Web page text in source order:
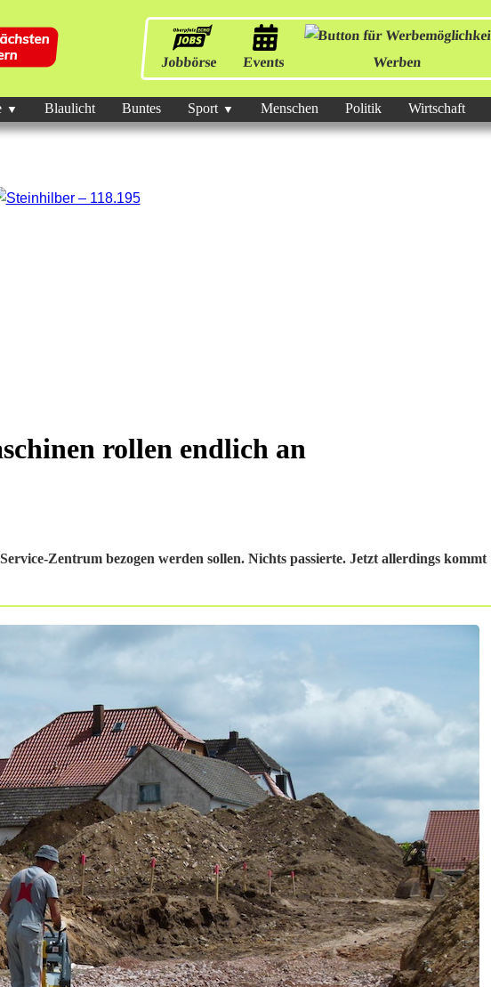
Jobbörse Events Werben
Blaulicht Buntes Sport Menschen Politik Wirtschaft
rollen endlich an
Zentrum bezogen werden sollen. Nichts passierte. Jetzt allerdings kommt